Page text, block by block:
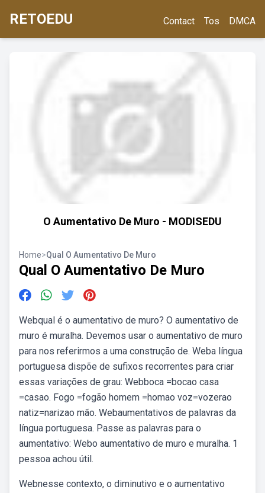
RETOEDU Contact Tos DMCA
O Aumentativo De Muro - MODISEDU
Home>Qual O Aumentativo De Muro
Qual O Aumentativo De Muro
Webqual é o aumentativo de muro? O aumentativo de
muro é muralha. Devemos usar o aumentativo de muro
para nos referirmos a uma construção de. Weba língua
portuguesa dispõe de sufixos recorrentes para criar
essas variações de grau: Webboca =bocao casa
=casao. Fogo =fogão homem =homao voz=vozerao
natiz=narizao mão. Webaumentativos de palavras da
língua portuguesa. Passe as palavras para o
aumentativo: Webo aumentativo de muro e muralha. 1
pessoa achou útil.
Webnesse contexto, o diminutivo e o aumentativo